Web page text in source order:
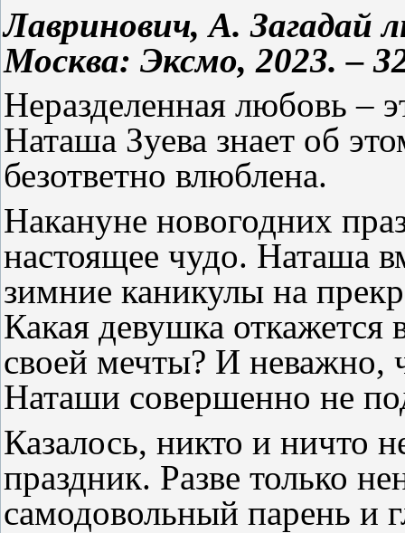
Лавринович, А. Загадай
Москва: Эксмо, 2023. –
Неразделенная любовь –
Наташа Зуева знает об
безответно влюблена.
Накануне новогодних
настоящее чудо. Наташа
зимние каникулы на
Какая девушка откажется
своей мечты? И неважно,
Наташи совершенно не
Казалось, никто и ничто
праздник. Разве только
самодовольный парень и